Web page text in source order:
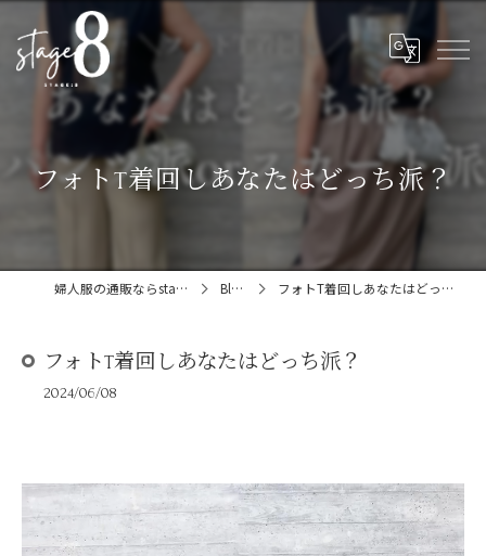
フォトT着回しあなたはどっち派？
婦人服の通販ならstage:8 Blog フォトT着回しあなたはどっち派？
フォトT着回しあなたはどっち派？
2024/06/08